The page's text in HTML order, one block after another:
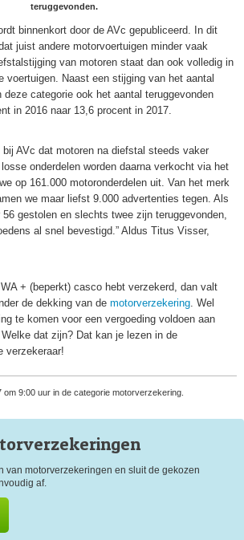
teruggevonden.
binnenkort door de AVc gepubliceerd. In dit
juist andere motorvoertuigen minder vaak
van motoren staat dan ook volledig in
voertuigen. Naast een stijging van het aantal
categorie ook het aantal teruggevonden
in 2016 naar 13,6 procent in 2017.
AVc dat motoren na diefstal steeds vaker
onderdelen worden daarna verkocht via het
op 161.000 motoronderdelen uit. Van het merk
we maar liefst 9.000 advertenties tegen. Als
gestolen en slechts twee zijn teruggevonden,
al snel bevestigd.” Aldus Titus Visser,
+ (beperkt) casco hebt verzekerd, dan valt
de dekking van de motorverzekering . Wel
te komen voor een vergoeding voldoen aan
dat zijn? Dat kan je lezen in de
verzekeraar!
om 9:00 uur in de categorie motorverzekering.
verzekeringen
van motorverzekeringen en sluit de gekozen
af.